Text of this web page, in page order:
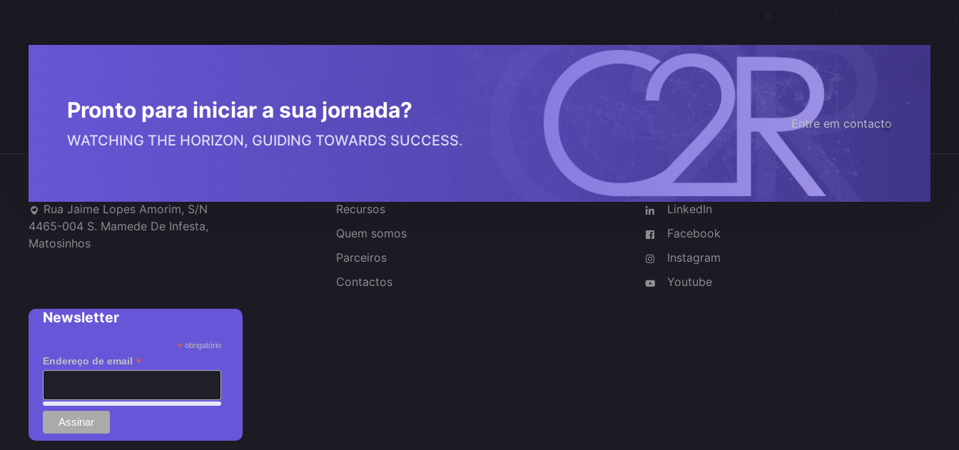
Pronto para iniciar a sua jornada?
WATCHING THE HORIZON, GUIDING TOWARDS SUCCESS.
Entre em contacto
Rua Jaime Lopes Amorim, S/N
4465-004 S. Mamede De Infesta,
Matosinhos
Recursos
Quem somos
Parceiros
Contactos
Redes sociais
LinkedIn
Facebook
Instagram
Youtube
Newsletter
*obrigatório
Endereço de email*